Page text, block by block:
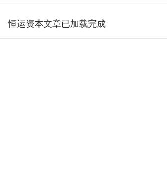
恒运资本文章已加载完成
200.89 1.42% 沪深300